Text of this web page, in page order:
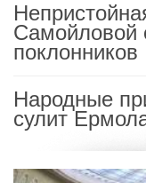
Самойловой
поклонников
Народные
сулит